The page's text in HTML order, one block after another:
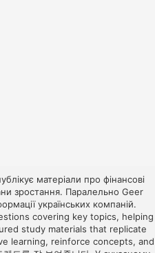
матеріали про фінансові
зростання. Паралельно Geer
українських компаній.
covering key topics, helping
study materials that replicate
learning, reinforce concepts, and